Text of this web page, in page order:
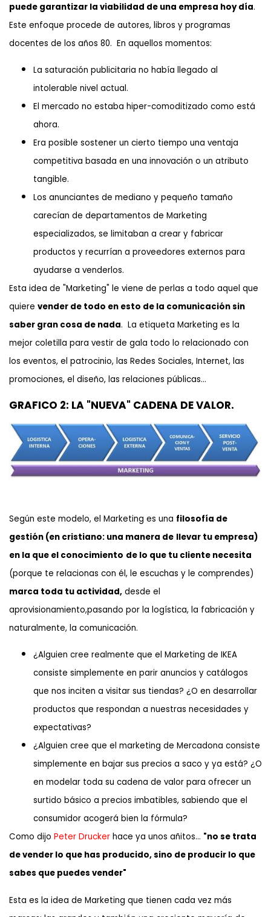
puede garantizar la viabilidad de una empresa hoy día.
Este enfoque procede de autores, libros y programas
docentes de los años 80. En aquellos momentos:
La saturación publicitaria no había llegado al
intolerable nivel actual.
El mercado no estaba hiper-comoditizado como está
ahora.
Era posible sostener un cierto tiempo una ventaja
competitiva basada en una innovación o un atributo
tangible.
Los anunciantes de mediano y pequeño tamaño
carecían de departamentos de Marketing
especializados, se limitaban a crear y fabricar
productos y recurrían a proveedores externos para
ayudarse a venderlos.
Esta idea de "Marketing" le viene de perlas a todo aquel que
quiere vender de todo en esto de la comunicación sin
saber gran cosa de nada. La etiqueta Marketing es la
mejor coletilla para vestir de gala todo lo relacionado con
los eventos, el patrocinio, las Redes Sociales, Internet, las
promociones, el diseño, las relaciones públicas…
GRAFICO 2: LA "NUEVA" CADENA DE VALOR.
Según este modelo, el Marketing es una filosofía de
gestión (en cristiano: una manera de llevar tu empresa)
en la que el conocimiento de lo que tu cliente necesita
(porque te relacionas con él, le escuchas y le comprendes)
marca toda tu actividad, desde el
aprovisionamiento,pasando por la logística, la fabricación y
naturalmente, la comunicación.
¿Alguien cree realmente que el Marketing de IKEA
consiste simplemente en parir anuncios y catálogos
que nos inciten a visitar sus tiendas? ¿O en desarrollar
productos que respondan a nuestras necesidades y
expectativas?
¿Alguien cree que el marketing de Mercadona consiste
simplemente en bajar sus precios a saco y ya está? ¿O
en modelar toda su cadena de valor para ofrecer un
surtido básico a precios imbatibles, sabiendo que el
consumidor acogerá bien la fórmula?
Como dijo Peter Drucker hace ya unos añitos… "no se trata
de vender lo que has producido, sino de producir lo que
sabes que puedes vender"
Esta es la idea de Marketing que tienen cada vez más